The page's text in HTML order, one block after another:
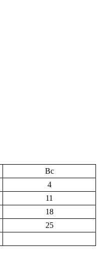
Вс
4
11
18
25